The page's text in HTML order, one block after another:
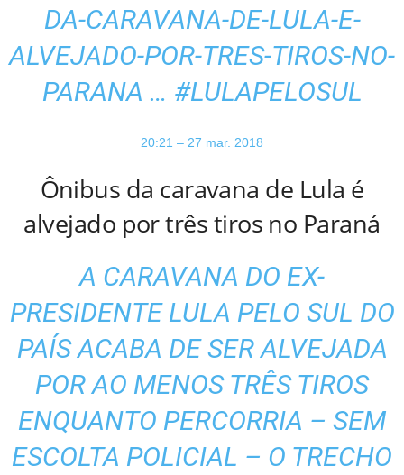
DA-CARAVANA-DE-LULA-E-
ALVEJADO-POR-TRES-TIROS-NO-
PARANA … #LULAPELOSUL
20:21 – 27 mar. 2018
Ônibus da caravana de Lula é
alvejado por três tiros no Paraná
A CARAVANA DO EX-
PRESIDENTE LULA PELO SUL DO
PAÍS ACABA DE SER ALVEJADA
POR AO MENOS TRÊS TIROS
ENQUANTO PERCORRIA – SEM
ESCOLTA POLICIAL – O TRECHO